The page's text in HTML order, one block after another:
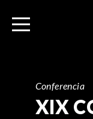
Conferencia
XIX